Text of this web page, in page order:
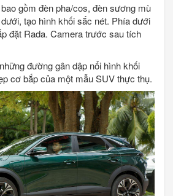
gồm đèn pha/cos, đèn sương mù
tạo hình khối sắc nét. Phía dưới
đặt Rada. Camera trước sau tích
đường gân dập nổi hình khối
cơ bắp của một mẫu SUV thực thụ.